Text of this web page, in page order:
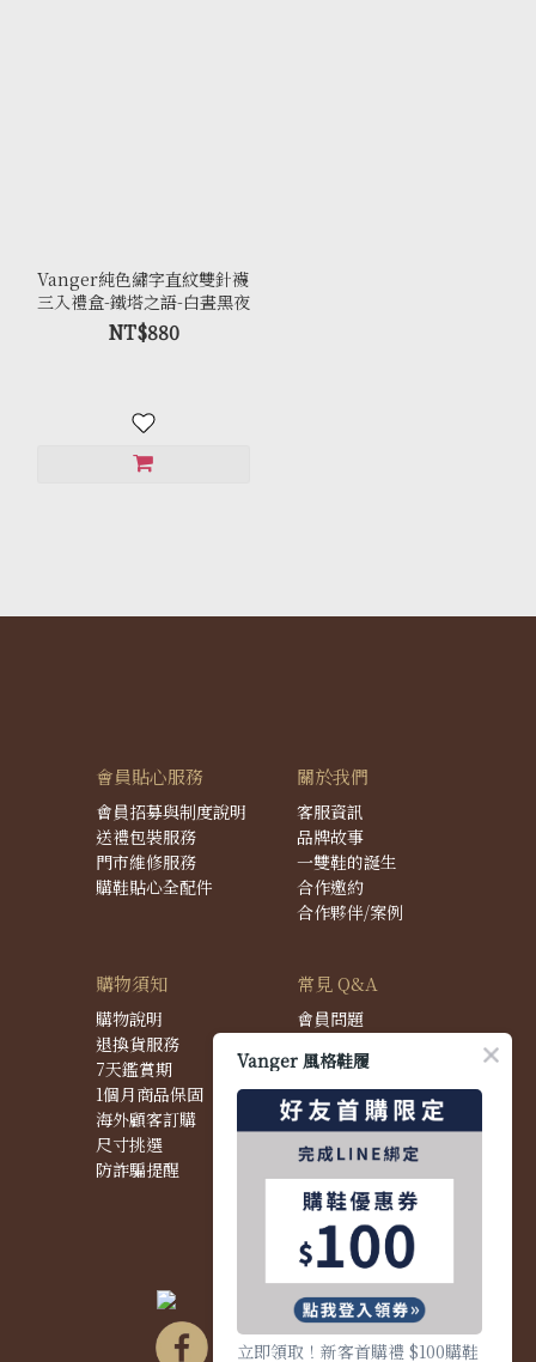
Vanger純色繡字直紋雙針襪
三入禮盒-鐵塔之語-白晝黑夜
NT$880
會員貼心服務
會員招募與制度說明
送禮包裝服務
門市維修服務
購鞋貼心全配件
關於我們
客服資訊
品牌故事
一雙鞋的誕生
合作邀約
合作夥伴/案例
購物須知
購物說明
退換貨服務
7天鑑賞期
1個月商品保固
海外顧客訂購
尺寸挑選
防詐騙提醒
常見 Q&A
會員問題
配送問題
退換貨問題
商品問題
Vanger 風格鞋履
立即領取！新客首購禮 $100購鞋